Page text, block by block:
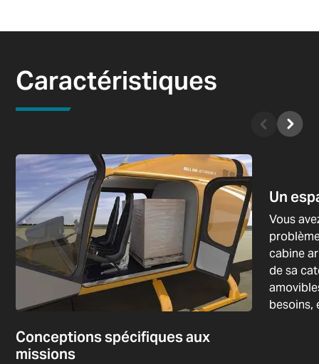
Caractéristiques
Conceptions spécifiques aux
missions
Un
Vous
cabine
de sa
besoins,